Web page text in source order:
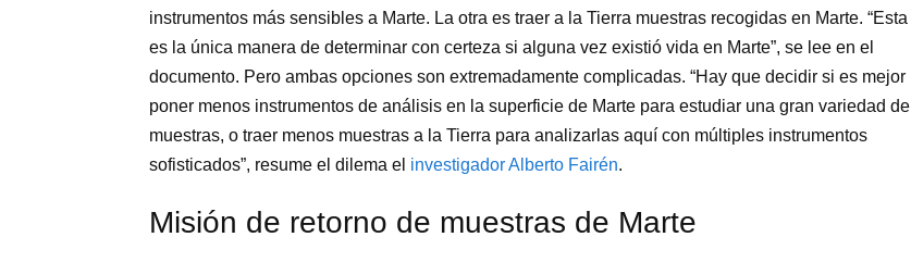
instrumentos más sensibles a Marte. La otra es traer a la Tierra muestras recogidas en Marte. “Esta
es la única manera de determinar con certeza si alguna vez existió vida en Marte”, se lee en el
documento. Pero ambas opciones son extremadamente complicadas. “Hay que decidir si es mejor
poner menos instrumentos de análisis en la superficie de Marte para estudiar una gran variedad de
muestras, o traer menos muestras a la Tierra para analizarlas aquí con múltiples instrumentos
sofisticados”, resume el dilema el investigador Alberto Fairén.
Misión de retorno de muestras de Marte